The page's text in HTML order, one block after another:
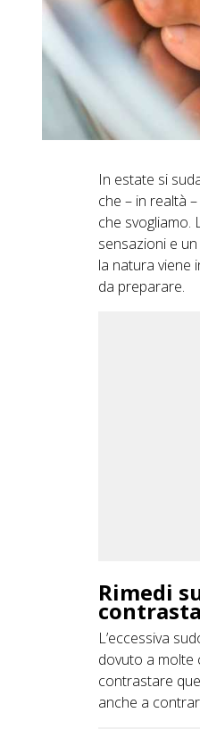
In estate si
che – in realtà
che svogliamo.
sensazioni e
la natura viene
da preparare.
Rimedi
L’eccessiva
dovuto a molte
contrastare
anche a